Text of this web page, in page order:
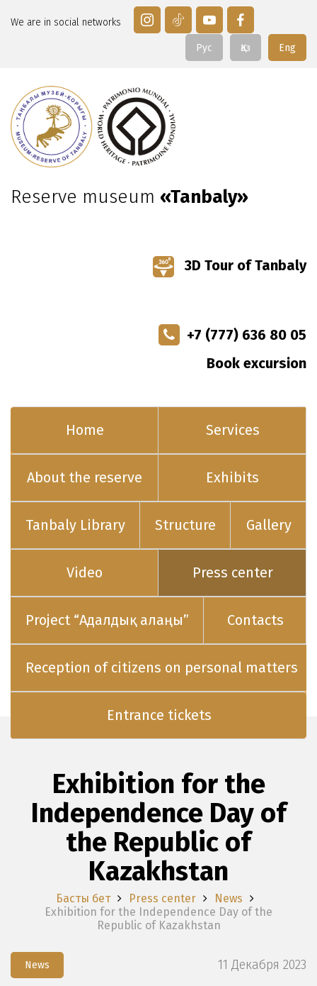
We are in social networks
Eng
Қаз
Рус
Reserve museum «Tanbaly»
3D Tour of Tanbaly
+7 (777) 636 80 05
Book excursion
Home Services
About the reserve Exhibits
Tanbaly Library Structure Gallery
Video Press center
Project “Адалдық алаңы” Contacts
Reception of citizens on personal matters
Entrance tickets
Exhibition for the
Independence Day of
the Republic of
Kazakhstan
Басты бет Press center
News
Exhibition for the Independence Day of the
Republic of Kazakhstan
News 11 Декабря 2023